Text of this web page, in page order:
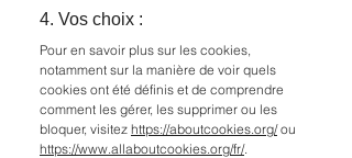
4. Vos choix :
Pour en savoir plus sur les cookies,
notamment sur la manière de voir quels
cookies ont été définis et de comprendre
comment les gérer, les supprimer ou les
bloquer, visitez https://aboutcookies.org/ou
https://www.allaboutcookies.org/fr/.